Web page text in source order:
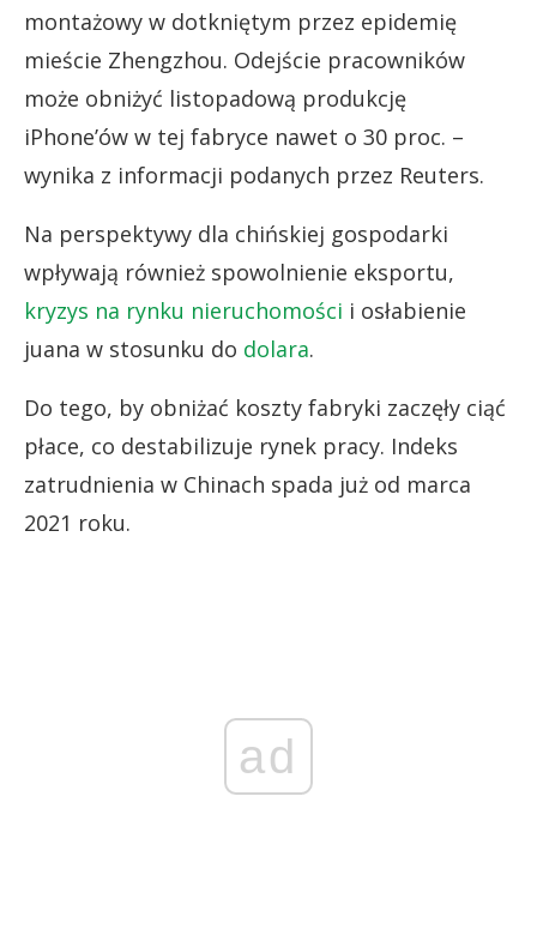
montażowy w dotkniętym przez epidemię
mieście Zhengzhou. Odejście pracowników
może obniżyć listopadową produkcję
iPhone’ów w tej fabryce nawet o 30 proc. –
wynika z informacji podanych przez Reuters.
Na perspektywy dla chińskiej gospodarki
wpływają również spowolnienie eksportu,
kryzys na rynku nieruchomości i osłabienie
juana w stosunku do dolara.
Do tego, by obniżać koszty fabryki zaczęły ciąć
płace, co destabilizuje rynek pracy. Indeks
zatrudnienia w Chinach spada już od marca
2021 roku.
ad